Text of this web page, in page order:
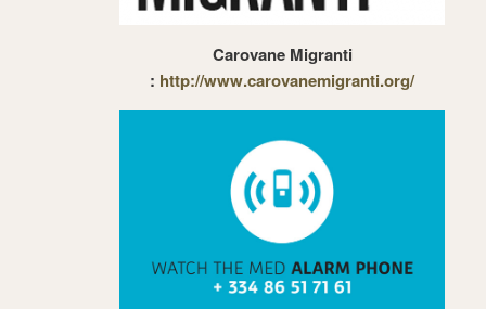
Carovane Migranti
: http://www.carovanemigranti.org/